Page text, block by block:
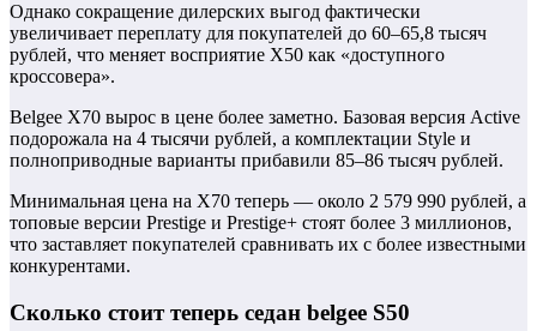
Однако сокращение дилерских выгод фактически
увеличивает переплату для покупателей до 60–65,8 тысяч
рублей, что меняет восприятие X50 как «доступного
кроссовера».
Belgee X70 вырос в цене более заметно. Базовая версия Active
подорожала на 4 тысячи рублей, а комплектации Style и
полноприводные варианты прибавили 85–86 тысяч рублей.
Минимальная цена на X70 теперь — около 2 579 990 рублей, а
топовые версии Prestige и Prestige+ стоят более 3 миллионов,
что заставляет покупателей сравнивать их с более известными
конкурентами.
Сколько стоит теперь седан belgee S50